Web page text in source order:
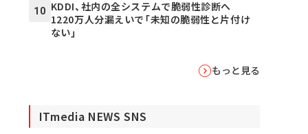
10 KDDI、社内の全システムで脆弱性診断へ
1220万人分漏えいで「未知の脆弱性と片付け
ない」
もっと見る
ITmedia NEWS SNS